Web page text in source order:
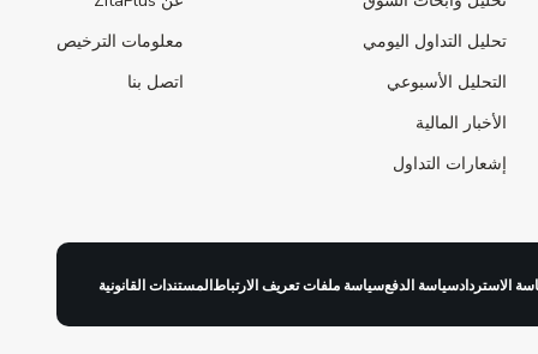
تحليل التداول اليومي
التحليل الأسبوعي
الأخبار المالية
إشعارات التداول
معلومات الترخيص
اتصل بنا
الاستردادسياسة الدفعسياسة ملفات تعريف الارتباطالمستندات القانونية